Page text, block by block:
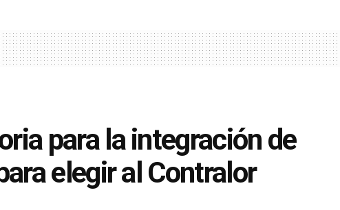
para la integración de
elegir al Contralor